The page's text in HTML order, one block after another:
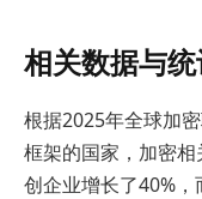
相关数据与
根据2025年全球加
框架的国家，加密
创企业增长了40%